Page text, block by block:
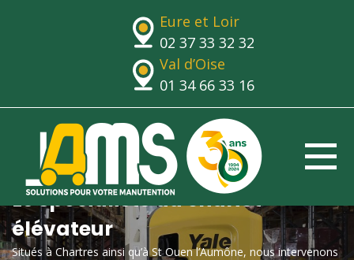
Eure et Loir
02 37 33 32 32
Val d’Oise
01 34 66 33 16
Le spécialiste du chariot
élévateur
Situés à Chartres ainsi qu’à St Ouen l’Aumône, nous intervenons